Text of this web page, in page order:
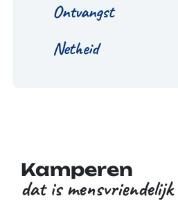
Ontvangst
Netheid
Kamperen
dat is mensvriendelijk